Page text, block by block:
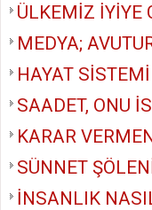
ÜLKEMİZ İYİYE
MEDYA;
HAYAT
SAADET, ONU
KARAR
SÜNNET
İNSANLIK